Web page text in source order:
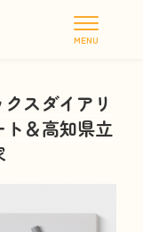
MENU
スダイアリ
＆高知県立